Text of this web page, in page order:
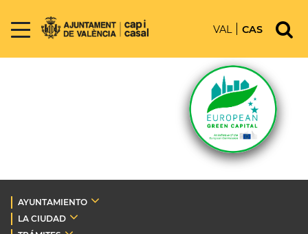
VAL CAS
AYUNTAMIENTO
LA CIUDAD